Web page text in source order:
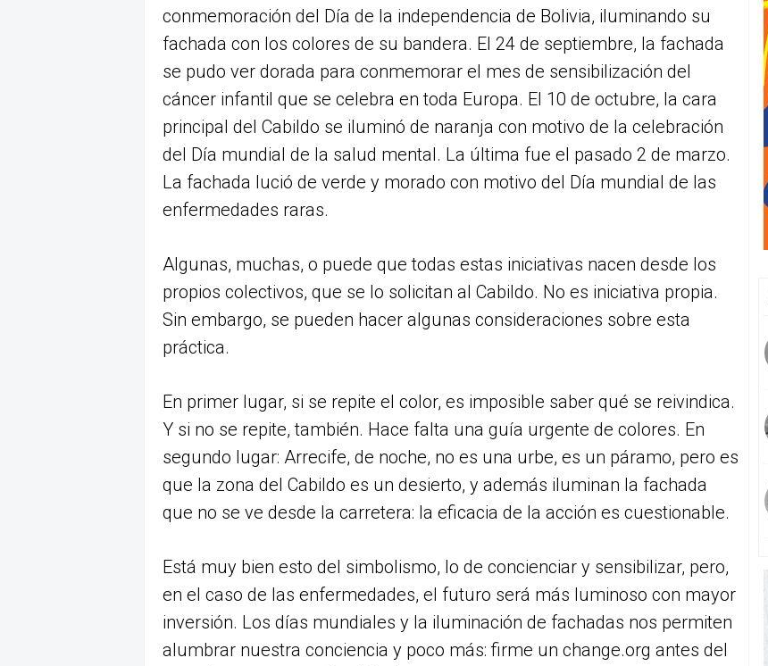
conmemoración del Día de la independencia de Bolivia, iluminando su
fachada con los colores de su bandera. El 24 de septiembre, la fachada
se pudo ver dorada para conmemorar el mes de sensibilización del
cáncer infantil que se celebra en toda Europa. El 10 de octubre, la cara
principal del Cabildo se iluminó de naranja con motivo de la celebración
del Día mundial de la salud mental. La última fue el pasado 2 de marzo.
La fachada lució de verde y morado con motivo del Día mundial de las
enfermedades raras.
Algunas, muchas, o puede que todas estas iniciativas nacen desde los
propios colectivos, que se lo solicitan al Cabildo. No es iniciativa propia.
Sin embargo, se pueden hacer algunas consideraciones sobre esta
práctica.
En primer lugar, si se repite el color, es imposible saber qué se reivindica.
Y si no se repite, también. Hace falta una guía urgente de colores. En
segundo lugar: Arrecife, de noche, no es una urbe, es un páramo, pero es
que la zona del Cabildo es un desierto, y además iluminan la fachada
que no se ve desde la carretera: la eficacia de la acción es cuestionable.
Está muy bien esto del simbolismo, lo de concienciar y sensibilizar, pero,
en el caso de las enfermedades, el futuro será más luminoso con mayor
inversión. Los días mundiales y la iluminación de fachadas nos permiten
alumbrar nuestra conciencia y poco más: firme un change.org antes del